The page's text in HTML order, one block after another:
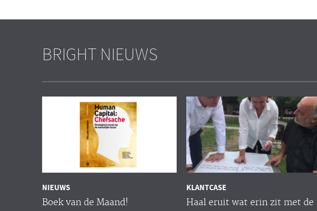
BRIGHT NIEUWS
NIEUWS
Boek van de Maand!
KLANTCASE
Haal eruit wat erin zit met de